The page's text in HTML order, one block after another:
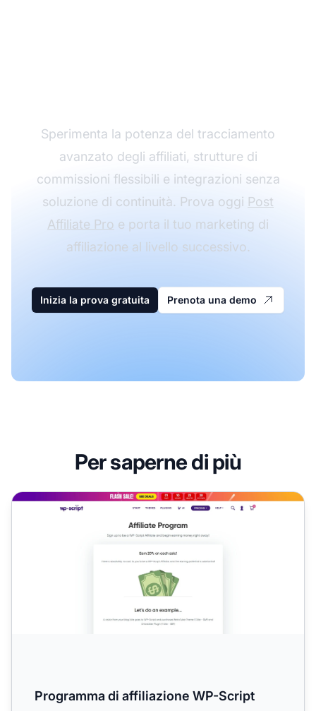
Sperimenta la potenza del tracciamento
avanzato degli affiliati, strutture di
commissioni flessibili e integrazioni senza
soluzione di continuità. Prova oggi Post
Affiliate Pro e porta il tuo marketing di
affiliazione al livello successivo.
Inizia la prova gratuita Prenota una demo
Per saperne di più
Programma di affiliazione WP-Script
Programma di affiliazione WP-Script